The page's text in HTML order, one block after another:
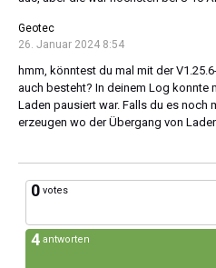
Geotec
26. Januar 2024 8:54
hmm, könntest du mal mit der
auch besteht? In deinem Log konnte
Laden pausiert war. Falls du es noch
erzeugen wo der Übergang von
0 votes
4 antworten